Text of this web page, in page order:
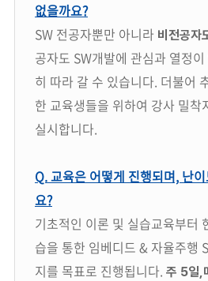
없을까요?
SW 전공자뿐만 아니라 비전공자
공자도 SW개발에 관심과 열정
히 따라 갈 수 있습니다. 더불어
한 교육생들을 위하여 강사 밀착
실시합니다.
Q. 교육은 어떻게 진행되며, 난
요?
기초적인 이론 및 실습교육부터
습을 통한 임베디드 & 자율주행
지를 목표로 진행됩니다. 주 5일,